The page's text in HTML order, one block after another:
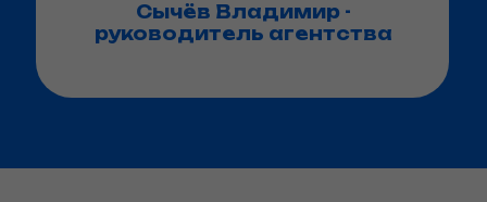
Сычёв Владимир -
руководитель агентства